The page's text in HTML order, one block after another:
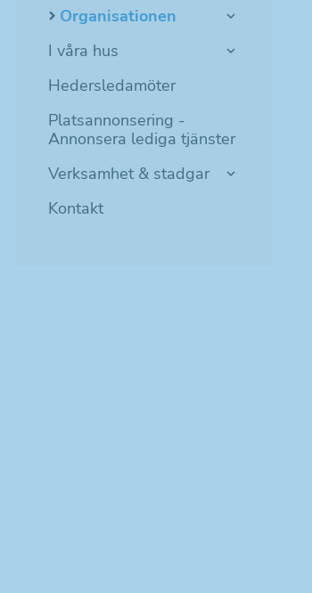
Organisationen
I våra hus
Hedersledamöter
Platsannonsering -
Annonsera lediga tjänster
Verksamhet & stadgar
Kontakt